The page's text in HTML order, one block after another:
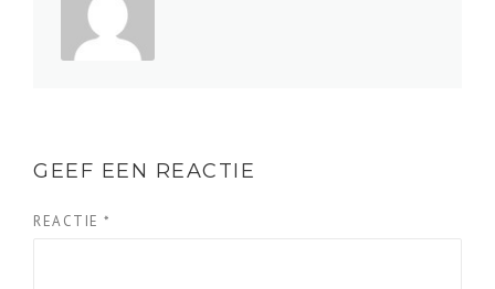
GEEF EEN REACTIE
REACTIE *